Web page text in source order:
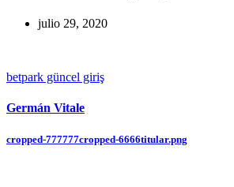
julio 29, 2020
betpark güncel giriş
Germán Vitale
Navegación
cropped-777777cropped-6666titular.png